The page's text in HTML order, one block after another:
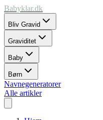
Babyklar.dk
Bliv Gravid
Graviditet
Baby
Børn
Navnegeneratorer
Alle artikler